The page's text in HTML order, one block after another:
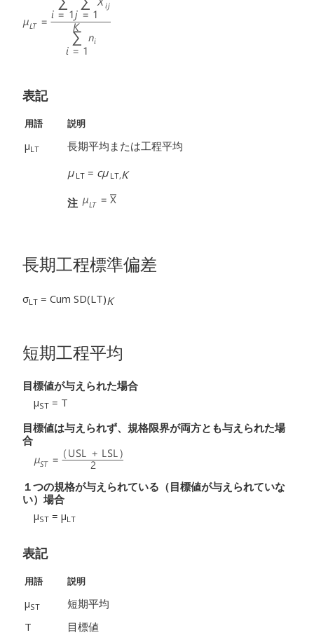
表記
用語 説明
µLT
長期平均または工程平均
μ LT = cμ LT,K
注
長期工程標準偏差
σLT = Cum SD(LT)K
短期工程平均
目標値が与えられた場合
μST = T
目標値は与えられず、規格限界が両方とも与えられた場
合
１つの規格が与えられている（目標値が与えられていな
い）場合
μST = μLT
表記
用語 説明
µST
短期平均
T
目標値